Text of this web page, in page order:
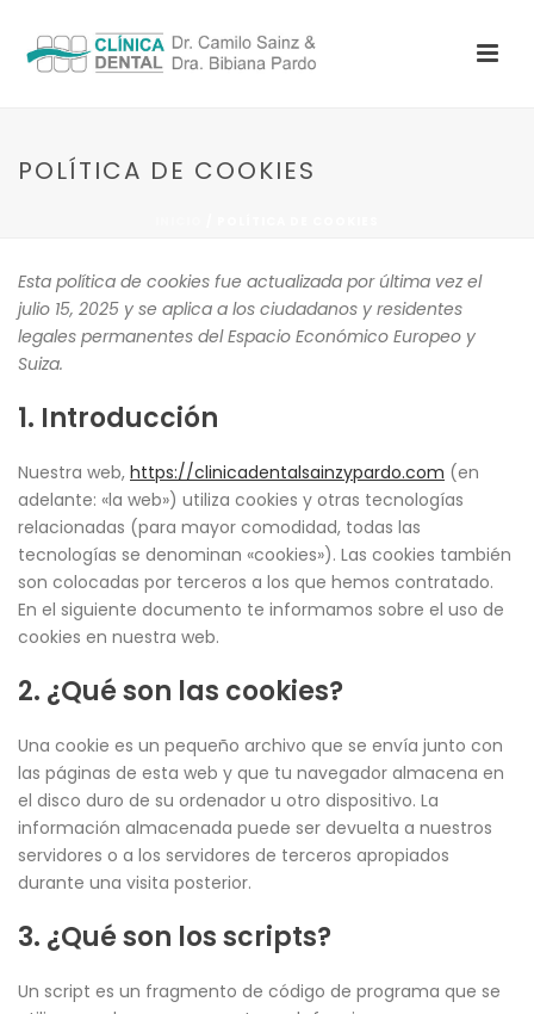
POLÍTICA DE COOKIES
Esta política de cookies fue actualizada por última vez el
julio 15, 2025 y se aplica a los ciudadanos y residentes
legales permanentes del Espacio Económico Europeo y
Suiza.
1. Introducción
Nuestra web, https://clinicadentalsainzypardo.com (en
adelante: «la web») utiliza cookies y otras tecnologías
relacionadas (para mayor comodidad, todas las
tecnologías se denominan «cookies»). Las cookies también
son colocadas por terceros a los que hemos contratado.
En el siguiente documento te informamos sobre el uso de
cookies en nuestra web.
2. ¿Qué son las cookies?
Una cookie es un pequeño archivo que se envía junto con
las páginas de esta web y que tu navegador almacena en
el disco duro de su ordenador u otro dispositivo. La
información almacenada puede ser devuelta a nuestros
servidores o a los servidores de terceros apropiados
durante una visita posterior.
3. ¿Qué son los scripts?
Un script es un fragmento de código de programa que se